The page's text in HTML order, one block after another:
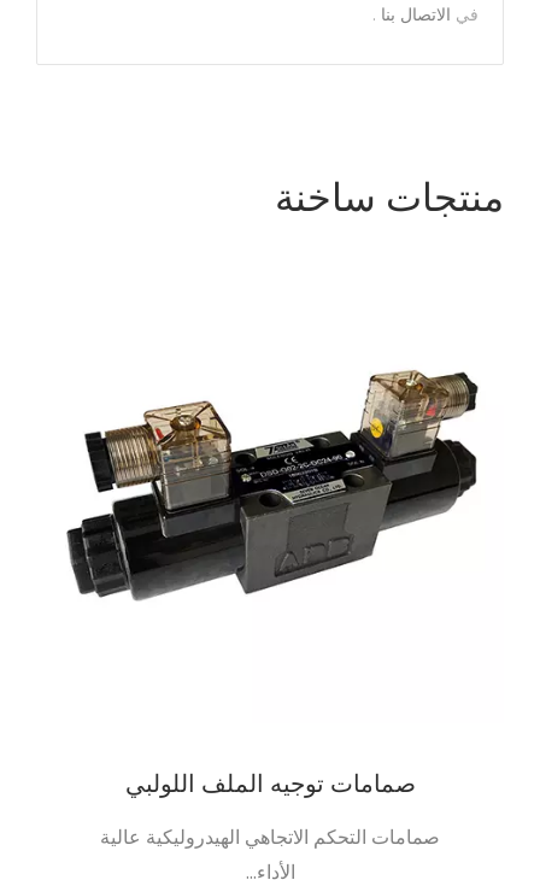
في الاتصال بنا .
منتجات ساخنة
صمامات توجيه الملف اللولبي
صمامات التحكم الاتجاهي الهيدروليكية عالية
الأداء...